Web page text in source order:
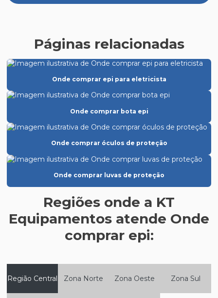
Empresas de epi
Empresas de epis em sp
Epi para altas temperaturas
Epi atacado distribuidor
Epi equipamento de proteção individual
Epi para espaço confinado
Epi para frigorífico
Epi para indústria de alimentos
Epi para indústria de tintas
Epi máscara de proteção respiratória
Páginas relacionadas
Onde comprar epi para eletricista
Onde comprar bota epi
Onde comprar óculos de proteção
Onde comprar luvas de proteção
Regiões onde a KT
Equipamentos atende Onde
comprar epi:
Região Central Zona Norte Zona Oeste Zona Sul